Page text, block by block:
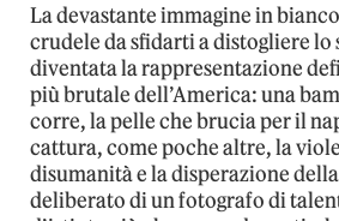
La devastante immagine in
crudele da sfidarti a distogliere lo
diventata la rappresentazione
più brutale dell’America: una
corre, la pelle che brucia per il
cattura, come poche altre, la
disumanità e la disperazione
deliberato di un fotografo di